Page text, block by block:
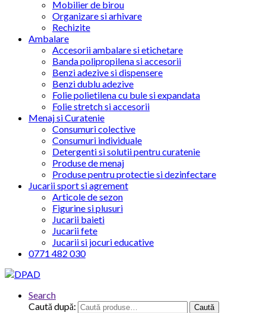
Mobilier de birou
Organizare si arhivare
Rechizite
Ambalare
Accesorii ambalare si etichetare
Banda polipropilena si accesorii
Benzi adezive si dispensere
Benzi dublu adezive
Folie polietilena cu bule si expandata
Folie stretch si accesorii
Menaj si Curatenie
Consumuri colective
Consumuri individuale
Detergenti si solutii pentru curatenie
Produse de menaj
Produse pentru protectie si dezinfectare
Jucarii sport si agrement
Articole de sezon
Figurine si plusuri
Jucarii baieti
Jucarii fete
Jucarii si jocuri educative
0771 482 030
Search
Caută după:
Caută